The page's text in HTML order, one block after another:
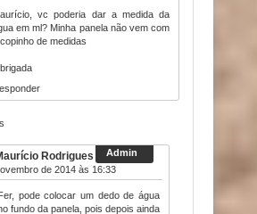
vc poderia dar a medida da
em ml? Minha panela não vem com
de medidas
Rodrigues
5 de
de 2014 às 16:33
pode colocar um dedo de água
fundo da panela, pois depois ainda